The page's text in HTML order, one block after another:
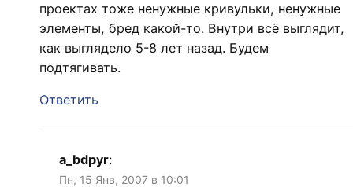
проектах тоже ненужные кривульки, ненужные
элементы, бред какой-то. Внутри всё выглядит,
как выглядело 5-8 лет назад. Будем
подтягивать.
Ответить
a_bdpyr:
Пн, 15 Янв, 2007 в 10:01